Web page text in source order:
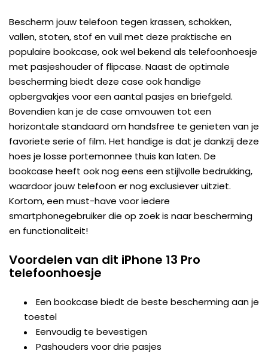
Bescherm jouw telefoon tegen krassen, schokken,
vallen, stoten, stof en vuil met deze praktische en
populaire bookcase, ook wel bekend als telefoonhoesje
met pasjeshouder of flipcase. Naast de optimale
bescherming biedt deze case ook handige
opbergvakjes voor een aantal pasjes en briefgeld.
Bovendien kan je de case omvouwen tot een
horizontale standaard om handsfree te genieten van je
favoriete serie of film. Het handige is dat je dankzij deze
hoes je losse portemonnee thuis kan laten. De
bookcase heeft ook nog eens een stijlvolle bedrukking,
waardoor jouw telefoon er nog exclusiever uitziet.
Kortom, een must-have voor iedere
smartphonegebruiker die op zoek is naar bescherming
en functionaliteit!
Voordelen van dit iPhone 13 Pro
telefoonhoesje
Een bookcase biedt de beste bescherming aan je
toestel
Eenvoudig te bevestigen
Pashouders voor drie pasjes